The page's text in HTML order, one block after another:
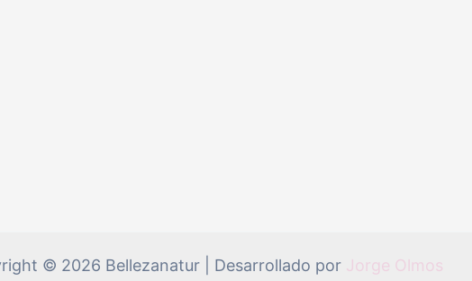
© 2026 Bellezanatur | Desarrollado por Jorge Olmos